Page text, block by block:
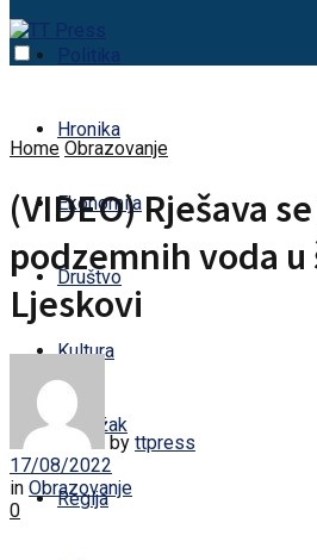
Politika
Hronika
Ekonomija
Društvo
Kultura
Sandžak
Regija
Home Obrazovanje
(VIDEO) Rješava
podzemnih voda u
Ljeskovi
by ttpress
17/08/2022
in Obrazovanje
0